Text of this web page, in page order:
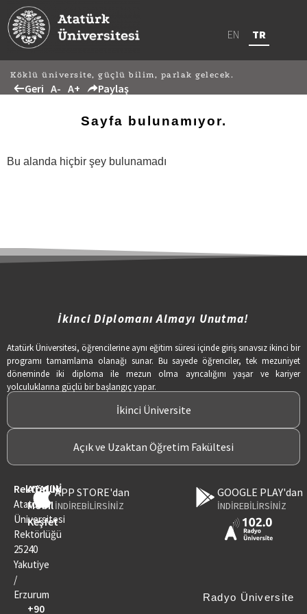
EN TR
Köklü üniversite, güçlü bilim, parlak gelecek.
Geri A- A+ Paylaş
Sayfa bulunamıyor.
Bu alanda hiçbir şey bulunamadı
İkinci Diplomanı Almayı Unutma!
Atatürk Üniversitesi, öğrencilerine aynı eğitim süresi içinde giriş sınavsız ikinci bir
programı tamamlama olanağı sunar. Bu sayede öğrenciler, tek mezuniyet
döneminde iki diploma ile mezun olma ayrıcalığını yaşar ve kariyer
yolculuklarına güçlü bir başlangıç yapar.
İkinci Üniversite
Açık ve Uzaktan Öğretim Fakültesi
Rektörlük
Atatürk
Üniversitesi
Rektörlüğü
25240
Yakutiye
/
Erzurum
+90
ATAUNİ
Mobil
Keşfet
APP STORE'dan
İNDİREBİLİRSİNİZ
GOOGLE PLAY'dan
İNDİREBİLİRSİNİZ
Radyo Üniversite